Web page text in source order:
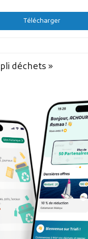
Télécharger
déchets »